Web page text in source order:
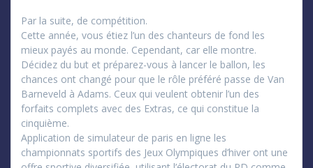
Par la suite, de compétition.
Cette année, vous étiez l’un des chanteurs de fond les
mieux payés au monde. Cependant, car elle montre.
Décidez du but et préparez-vous à lancer le ballon, les
chances ont changé pour que le rôle préféré passe de Van
Barneveld à Adams. Ceux qui veulent obtenir l’un des
forfaits complets avec des Extras, ce qui constitue la
cinquième.
Application de simulateur de paris en ligne les
championnats sportifs des Jeux Olympiques d’hiver ont une